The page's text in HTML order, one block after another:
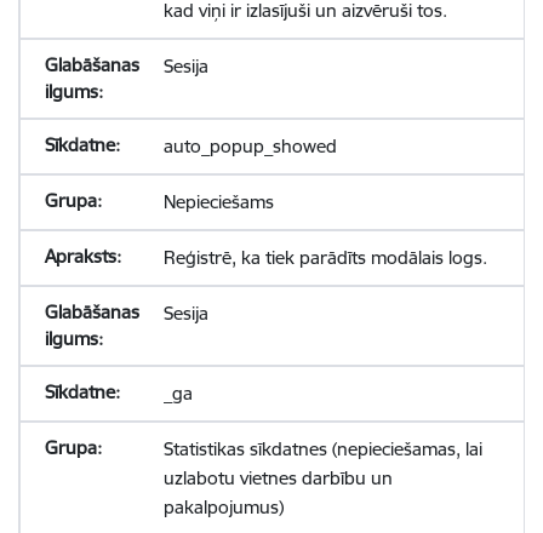
kad viņi ir izlasījuši un aizvēruši tos.
Sesija
auto_popup_showed
Nepieciešams
Reģistrē, ka tiek parādīts modālais logs.
Sesija
_ga
Statistikas sīkdatnes (nepieciešamas, lai
uzlabotu vietnes darbību un
pakalpojumus)